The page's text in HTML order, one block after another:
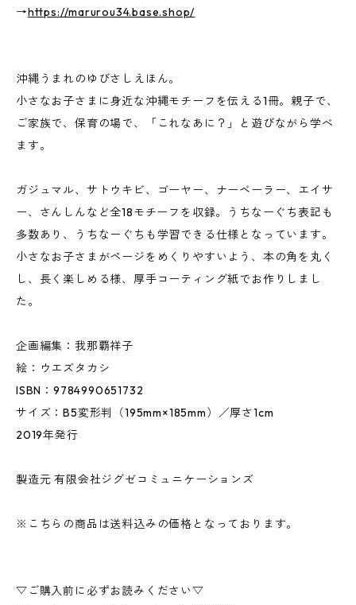
→https://marurou34.base.shop/
沖縄うまれのゆびさしえほん。
小さなお子さまに身近な沖縄モチーフを伝える1冊。親子で、
ご家族で、保育の場で、「これなあに？」と遊びながら学べ
ます。
ガジュマル、サトウキビ、ゴーヤー、ナーベーラー、エイサ
ー、さんしんなど全18モチーフを収録。うちなーぐち表記も
多数あり、うちなーぐちも学習できる仕様となっています。
小さなお子さまがページをめくりやすいよう、本の角を丸く
し、長く楽しめる様、厚手コーティング紙でお作りしまし
た。
企画編集：我那覇祥子
絵：ウエズタカシ
ISBN：9784990651732
サイズ：B5変形判（195mm×185mm）／厚さ1cm
2019年発行
製造元 有限会社ジグゼコミュニケーションズ
※こちらの商品は送料込みの価格となっております。
▽ご購入前に必ずお読みください▽